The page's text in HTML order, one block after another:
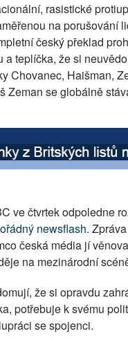
rasistické
na porušování
český překlad
a teplíčka, že si
Chovanec, Haišman,
Zeman se globálně
ve čtvrtek odpoledne
newsflash.
česká média jí
na mezinárodní
že si opravdu
potřebuje k svému
se spojenci.